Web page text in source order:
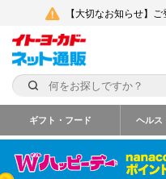
【大切なお知らせ】
ギフト・フード ヘルス